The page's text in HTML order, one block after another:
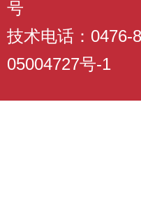
号
技术电话：0476-
05004727号-1